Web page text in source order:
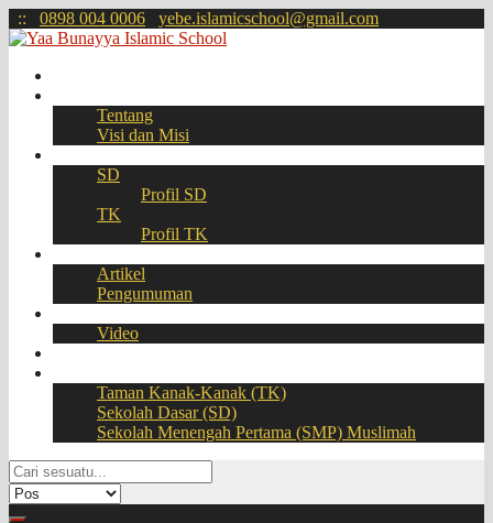
:: 0898 004 0006 yebe.islamicschool@gmail.com
Tentang
Visi dan Misi
SD
Profil SD
TK
Profil TK
Artikel
Pengumuman
Video
Taman Kanak-Kanak (TK)
Sekolah Dasar (SD)
Sekolah Menengah Pertama (SMP) Muslimah